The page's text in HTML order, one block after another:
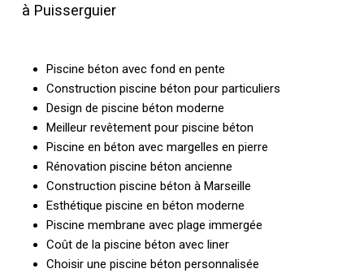
à Puisserguier
Piscine béton avec fond en pente
Construction piscine béton pour particuliers
Design de piscine béton moderne
Meilleur revêtement pour piscine béton
Piscine en béton avec margelles en pierre
Rénovation piscine béton ancienne
Construction piscine béton à Marseille
Esthétique piscine en béton moderne
Piscine membrane avec plage immergée
Coût de la piscine béton avec liner
Choisir une piscine béton personnalisée